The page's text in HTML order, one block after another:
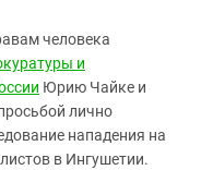
человека
и
Юрию Чайке и
лично
нападения на
в Ингушетии.